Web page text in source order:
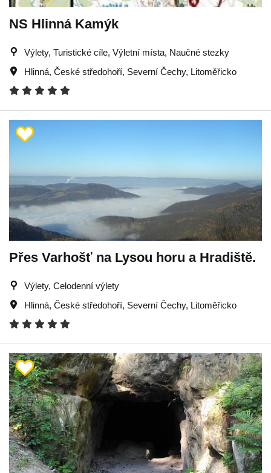
NS Hlinná Kamýk
Výlety, Turistické cíle, Výletní místa, Naučné stezky
Hlinná, České středohoří, Severní Čechy, Litoměřicko
Přes Varhošť na Lysou horu a Hradiště.
Výlety, Celodenní výlety
Hlinná, České středohoří, Severní Čechy, Litoměřicko